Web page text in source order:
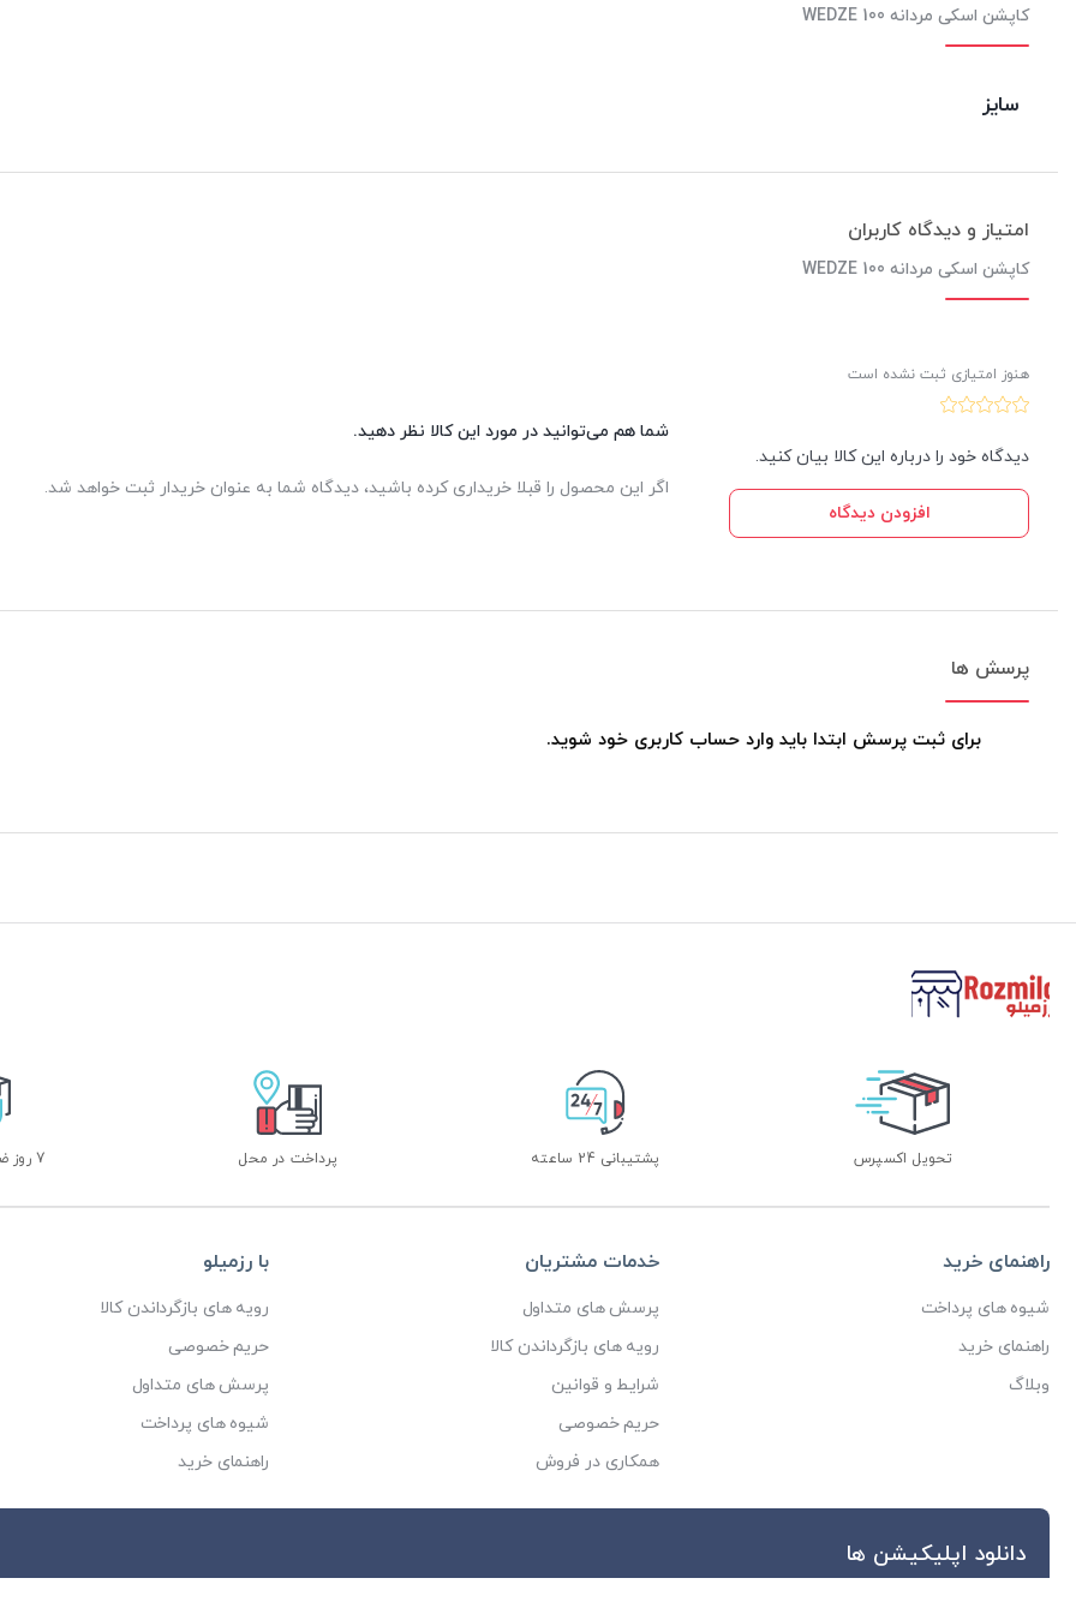
کاپشن اسکی مردانه 100 WEDZE
سایز
امتیاز و دیدگاه کاربران
کاپشن اسکی مردانه 100 WEDZE
هنوز امتیازی ثبت نشده است
دیدگاه خود را درباره این کالا بیان کنید.
افزودن دیدگاه
شما هم می‌توانید در مورد این کالا نظر دهید.
اگر این محصول را قبلا خریداری کرده باشید، دیدگاه شما به عنوان خریدار ثبت خواهد شد.
پرسش ها
برای ثبت پرسش ابتدا باید وارد حساب کاربری خود شوید.
تحویل اکسپرس پشتیبانی 24 ساعته پرداخت در محل 7 روز ضمانت بازگشت
راهنمای خرید
شیوه های پرداخت
راهنمای خرید
وبلاگ
خدمات مشتریان
پرسش های متداول
رویه های بازگرداندن کالا
شرایط و قوانین
حریم خصوصی
همکاری در فروش
با رزمیلو
رویه های بازگرداندن کالا
حریم خصوصی
پرسش های متداول
شیوه های پرداخت
راهنمای خرید
دانلود اپلیکیشن ها